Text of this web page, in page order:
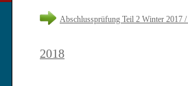
Abschlussprüfung Teil 2 Winter 2017
2018